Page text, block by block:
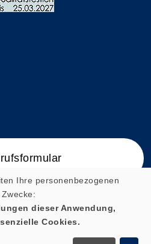
Ihre personenbezogenen
dieser Anwendung,
Cookies.